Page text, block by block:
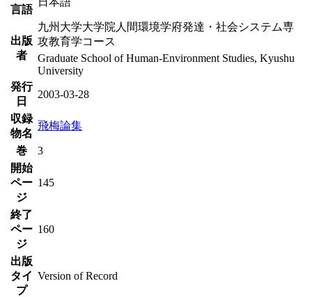
言語
出版
者
九州大学大学院人間環境学府発達・社会システム専
攻教育学コース
Graduate School of Human-Environment Studies, Kyushu
University
発行
日
2003-03-28
収録
物名
飛梅論集
巻
3
開始
ペー
ジ
145
終了
ペー
ジ
160
出版
タイ
プ
Version of Record